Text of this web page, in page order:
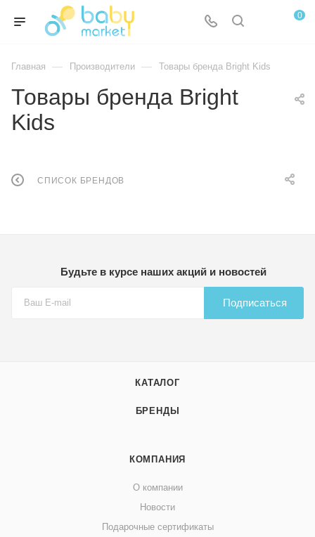
0
Главная — Производители — Товары бренда Bright Kids
Товары бренда Bright
Kids
СПИСОК БРЕНДОВ
Будьте в курсе наших акций и новостей
Подписаться
КАТАЛОГ
БРЕНДЫ
КОМПАНИЯ
О компании
Новости
Подарочные сертификаты